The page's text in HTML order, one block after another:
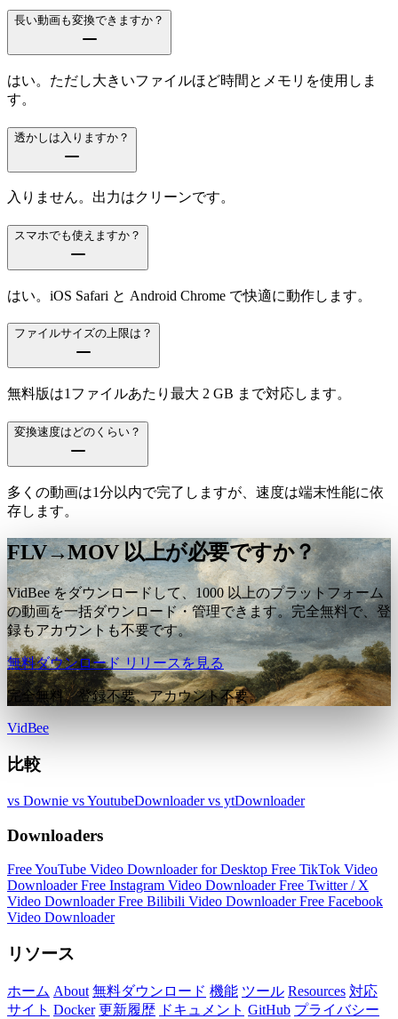
長い動画も変換できますか？
はい。ただし大きいファイルほど時間とメモリを使用しま
す。
透かしは入りますか？
入りません。出力はクリーンです。
スマホでも使えますか？
はい。iOS Safari と Android Chrome で快適に動作します。
ファイルサイズの上限は？
無料版は1ファイルあたり最大 2 GB まで対応します。
変換速度はどのくらい？
多くの動画は1分以内で完了しますが、速度は端末性能に依
存します。
FLV→MOV 以上が必要ですか？
VidBee をダウンロードして、1000 以上のプラットフォーム
の動画を一括ダウンロード・管理できます。完全無料で、登
録もアカウントも不要です。
無料ダウンロード リリースを見る
完全無料。登録不要、アカウント不要。
VidBee
比較
vs Downie vs YoutubeDownloadervs ytDownloader
Downloaders
Free YouTube Video Downloader for Desktop Free TikTok Video
DownloaderFree Instagram Video DownloaderFree Twitter / X
Video DownloaderFree Bilibili Video DownloaderFree Facebook
Video Downloader
リソース
ホーム About 無料ダウンロード 機能 ツール Resources 対応
サイト Docker 更新履歴 ドキュメント GitHub プライバシー